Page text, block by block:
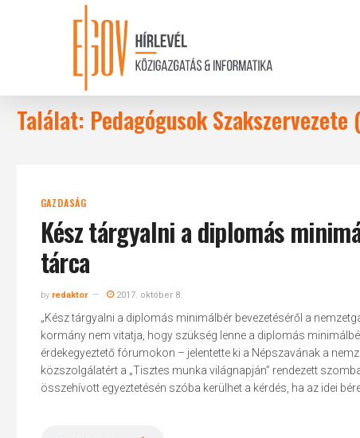
Találat: Pedagógusok Szakszervezete
GAZDASÁG
Kész tárgyalni a diplomás
tárca
by redaktor 2017. október 8.
„Kész tárgyalni a diplomás minimálbér bevezetéséről a
kormány nem vitatja, hogy szükség lenne a diplomás
érdekegyeztető fórumokon – jelentette ki a Népszavának a
közszolgálatért a „Tisztes munka világnapján” rendezett
összehívott egyeztetésén szóba kerülhet a kérdés, ha az idei